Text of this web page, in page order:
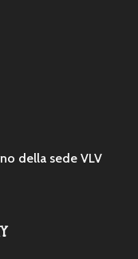
della sede VLV